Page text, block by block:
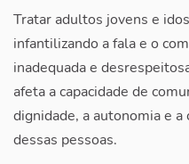
Tratar adultos jovens e
infantilizando a fala e o
inadequada e
afeta a capacidade de
dignidade, a autonomia e
dessas pessoas.